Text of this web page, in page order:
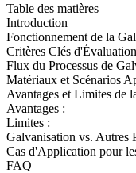
Table des matières
Introduction
Fonctionnement de la
Critères Clés
Flux du Processus de
Matériaux et Scénarios
Avantages et Limites de
Avantages :
Limites :
Galvanisation vs. Autres
Cas d'Application pour
FAQ